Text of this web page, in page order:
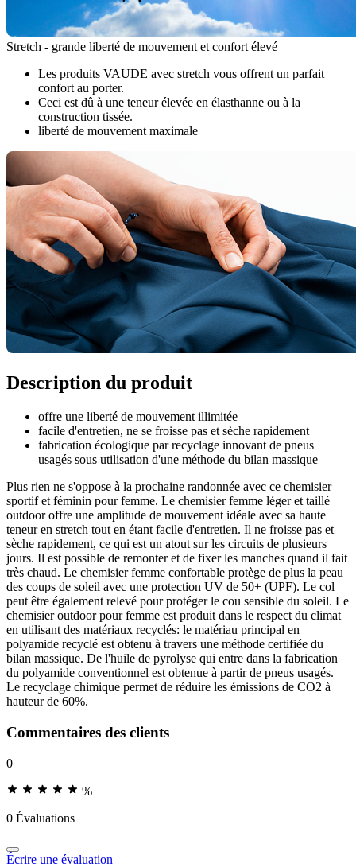
Stretch - grande liberté de mouvement et confort élevé
Les produits VAUDE avec stretch vous offrent un parfait
confort au porter.
Ceci est dû à une teneur élevée en élasthanne ou à la
construction tissée.
liberté de mouvement maximale
Description du produit
offre une liberté de mouvement illimitée
facile d'entretien, ne se froisse pas et sèche rapidement
fabrication écologique par recyclage innovant de pneus
usagés sous utilisation d'une méthode du bilan massique
Plus rien ne s'oppose à la prochaine randonnée avec ce chemisier
sportif et féminin pour femme. Le chemisier femme léger et taillé
outdoor offre une amplitude de mouvement idéale avec sa haute
teneur en stretch tout en étant facile d'entretien. Il ne froisse pas et
sèche rapidement, ce qui est un atout sur les circuits de plusieurs
jours. Il est possible de remonter et de fixer les manches quand il fait
très chaud. Le chemisier femme confortable protège de plus la peau
des coups de soleil avec une protection UV de 50+ (UPF). Le col
peut être également relevé pour protéger le cou sensible du soleil. Le
chemisier outdoor pour femme est produit dans le respect du climat
en utilisant des matériaux recyclés: le matériau principal en
polyamide recyclé est obtenu à travers une méthode certifiée du
bilan massique. De l'huile de pyrolyse qui entre dans la fabrication
du polyamide conventionnel est obtenue à partir de pneus usagés.
Le recyclage chimique permet de réduire les émissions de CO2 à
hauteur de 60%.
Commentaires des clients
0
%
0 Évaluations
Écrire une évaluation